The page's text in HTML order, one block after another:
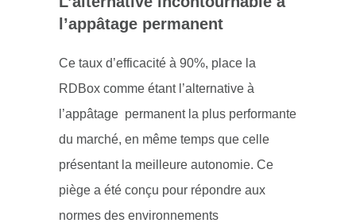
l’appâtage permanent
Ce taux d’efficacité à 90%, place la
RDBox comme étant l’alternative à
l’appâtage permanent la plus performante
du marché, en même temps que celle
présentant la meilleure autonomie. Ce
piège a été conçu pour répondre aux
normes des environnements